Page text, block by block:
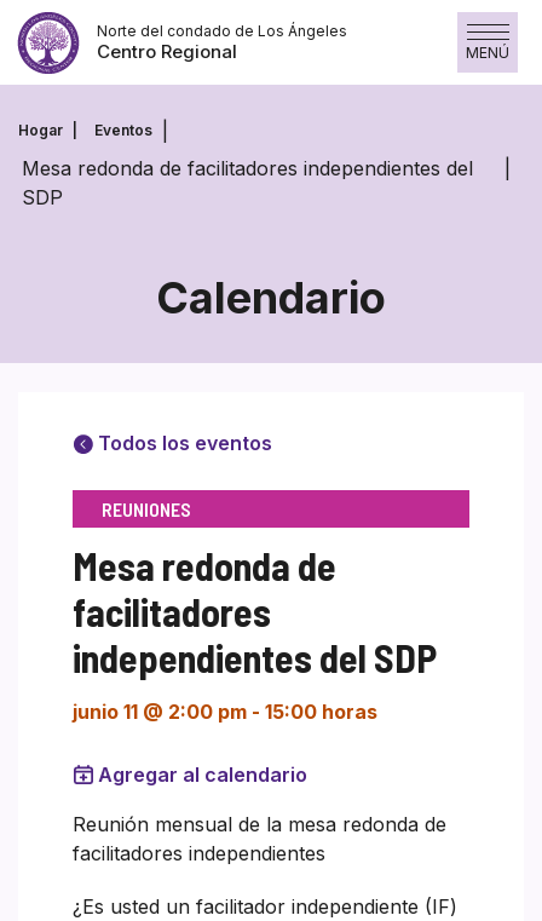
Saltar
contenido
Norte del condado de Los Ángeles
Centro Regional MENÚ
Hogar Eventos
Mesa redonda de facilitadores independientes del
SDP
Calendario
Todos los eventos
REUNIONES
Mesa redonda de
facilitadores
independientes del SDP
junio 11 @ 2:00 pm - 15:00 horas
Agregar al calendario
Reunión mensual de la mesa redonda de
facilitadores independientes
¿Es usted un facilitador independiente (IF)